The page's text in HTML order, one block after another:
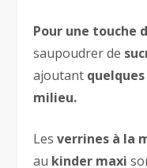
Pour une touche
saupoudrer de
ajoutant
milieu.
Lesverrines à la
au kinder maxi